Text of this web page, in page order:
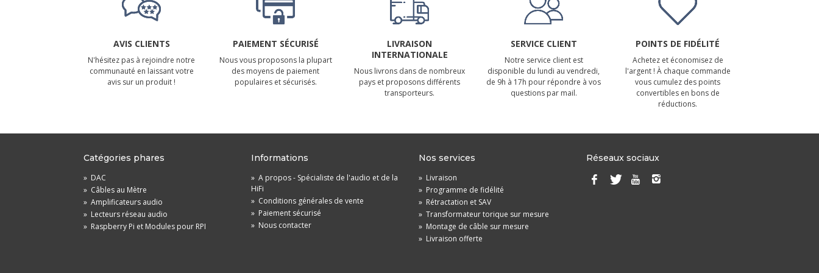
AVIS CLIENTS
N'hésitez pas à rejoindre notre
communauté en laissant votre
avis sur un produit !
PAIEMENT SÉCURISÉ
Nous vous proposons la plupart
des moyens de paiement
populaires et sécurisés.
LIVRAISON
INTERNATIONALE
Nous livrons dans de nombreux
pays et proposons différents
transporteurs.
SERVICE CLIENT
Notre service client est
disponible du lundi au vendredi,
de 9h à 17h pour répondre à vos
questions par mail.
POINTS DE FIDÉLITÉ
Achetez et économisez de
l'argent ! À chaque commande
vous cumulez des points
convertibles en bons de
réductions.
Catégories phares
» DAC
» Câbles au Mètre
» Amplificateurs audio
» Lecteurs réseau audio
» Raspberry Pi et Modules pour RPI
Informations
» A propos - Spécialiste de l'audio et de la
HiFi
» Conditions générales de vente
» Paiement sécurisé
» Nous contacter
Nos services
» Livraison
» Programme de fidélité
» Rétractation et SAV
» Transformateur torique sur mesure
» Montage de câble sur mesure
» Livraison offerte
Réseaux sociaux